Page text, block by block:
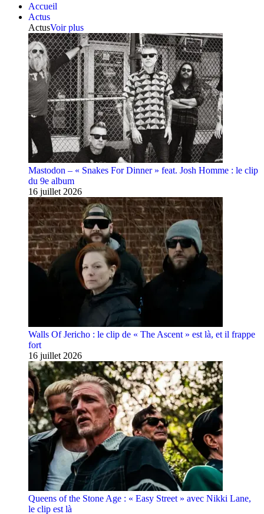
Accueil
Actus
ActusVoir plus
Mastodon – « Snakes For Dinner » feat. Josh Homme : le clip
du 9e album
16 juillet 2026
Walls Of Jericho : le clip de « The Ascent » est là, et il frappe
fort
16 juillet 2026
Queens of the Stone Age : « Easy Street » avec Nikki Lane,
le clip est là